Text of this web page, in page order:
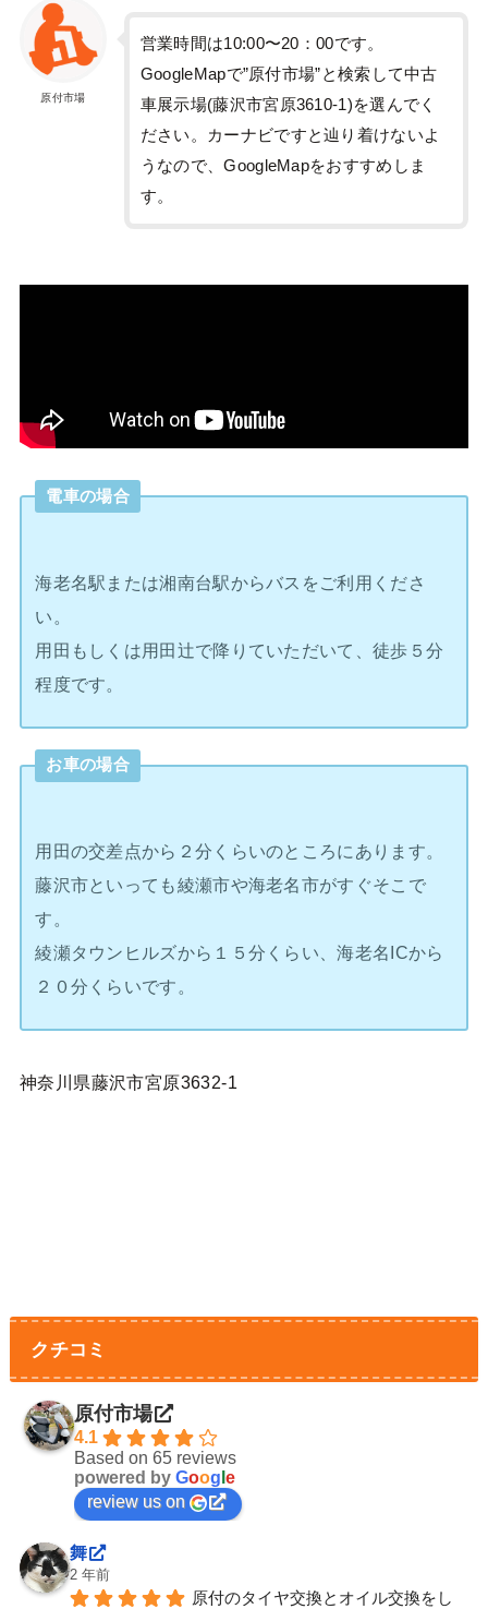
原付市場
営業時間は10:00〜20：00です。
GoogleMapで”原付市場”と検索して中古
車展示場(藤沢市宮原3610-1)を選んでく
ださい。カーナビですと辿り着けないよ
うなので、GoogleMapをおすすめしま
す。
電車の場合
海老名駅または湘南台駅からバスをご利用くださ
い。
用田もしくは用田辻で降りていただいて、徒歩５分
程度です。
お車の場合
用田の交差点から２分くらいのところにあります。
藤沢市といっても綾瀬市や海老名市がすぐそこで
す。
綾瀬タウンヒルズから１５分くらい、海老名ICから
２０分くらいです。
神奈川県藤沢市宮原3632-1
クチコミ
原付市場
4.1
Based on 65 reviews
powered by Goog e
review us on
舞
2 年前
原付のタイヤ交換とオイル交換をし